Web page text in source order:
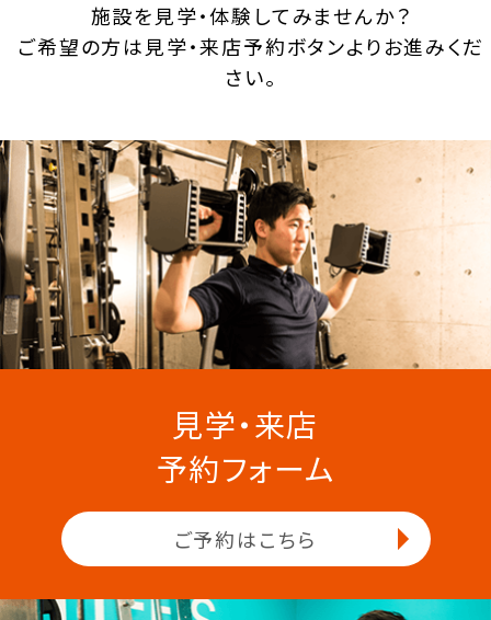
施設を見学・体験してみませんか？
ご希望の方は見学・来店予約ボタンよりお進みくだ
さい。
見学・来店
予約フォーム
ご予約はこちら